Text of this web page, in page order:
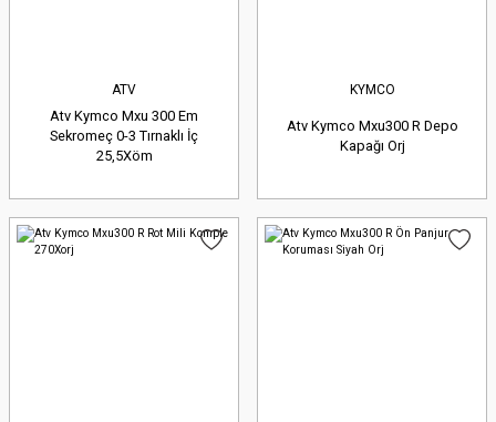
ATV
Atv Kymco Mxu 300 Em
Sekromeç 0-3 Tırnaklı İç
25,5Xöm
KYMCO
Atv Kymco Mxu300 R Depo
Kapağı Orj